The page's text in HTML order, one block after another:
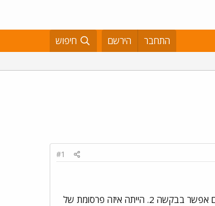
התחבר הירשם חיפוש
#1
שלום לכולם אני צריכה עזרה בזיהוי של שני שירים ... 1. " רק קיוויתי שתבואי אליי , ונשתה איזה קפה " מי שר ? מה השם ? ואם מילים אפשר בבקשה 2. הייתה איזה פרסומת של